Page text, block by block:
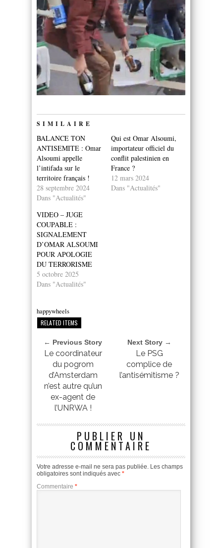
SIMILAIRE
BALANCE TON
ANTISEMITE : Omar
Alsoumi appelle
l’intifada sur le
territoire français !
28 septembre 2024
Dans "Actualités"
Qui est Omar Alsoumi,
importateur officiel du
conflit palestinien en
France ?
12 mars 2024
Dans "Actualités"
VIDEO – JUGE
COUPABLE :
SIGNALEMENT
D’OMAR ALSOUMI
POUR APOLOGIE
DU TERRORISME
5 octobre 2025
Dans "Actualités"
happywheels
RELATED ITEMS
← Previous Story
Le coordinateur
du pogrom
d’Amsterdam
n’est autre qu’un
ex-agent de
l’UNRWA !
Next Story →
Le PSG
complice de
l’antisémitisme ?
PUBLIER UN
COMMENTAIRE
Votre adresse e-mail ne sera pas publiée. Les champs
obligatoires sont indiqués avec *
Commentaire *